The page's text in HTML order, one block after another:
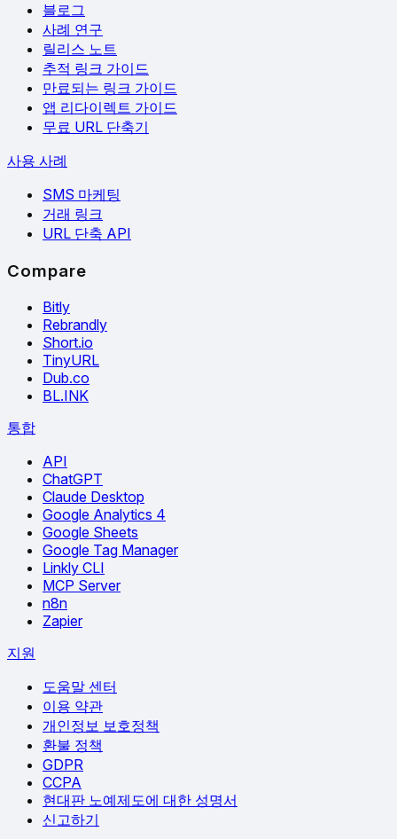
블로그
사례 연구
릴리스 노트
추적 링크 가이드
만료되는 링크 가이드
앱 리다이렉트 가이드
무료 URL 단축기
사용 사례
SMS 마케팅
거래 링크
URL 단축 API
Compare
Bitly
Rebrandly
Short.io
TinyURL
Dub.co
BL.INK
통합
API
ChatGPT
Claude Desktop
Google Analytics 4
Google Sheets
Google Tag Manager
Linkly CLI
MCP Server
n8n
Zapier
지원
도움말 센터
이용 약관
개인정보 보호정책
환불 정책
GDPR
CCPA
현대판 노예제도에 대한 성명서
신고하기